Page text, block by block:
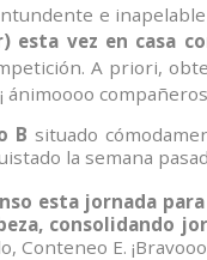
e
vez en casa
A priori,
ánimoooo
B situado
la semana
esta jornada
consolidando
Conteneo E.